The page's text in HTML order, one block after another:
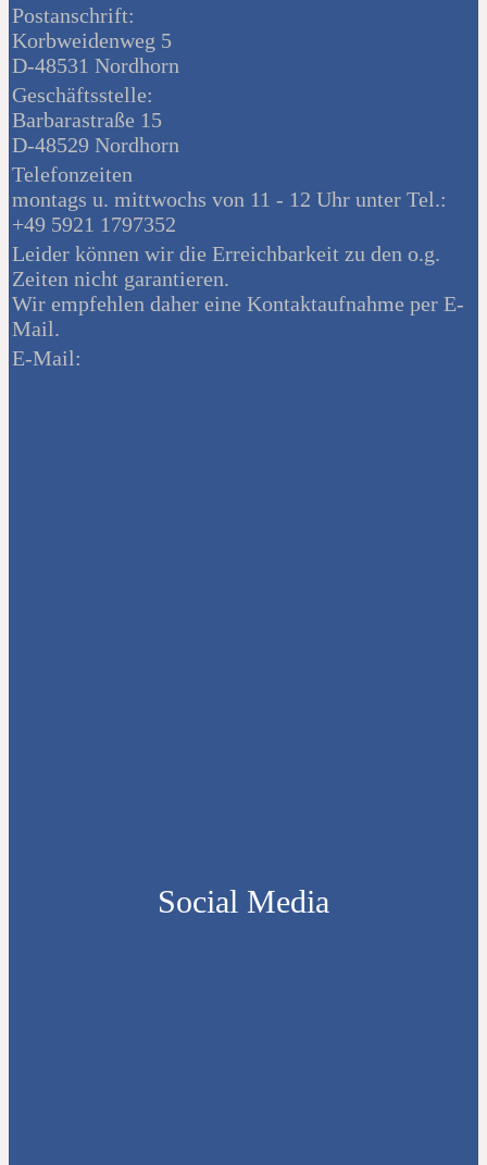
Postanschrift:
Korbweidenweg 5
D-48531 Nordhorn
Geschäftsstelle:
Barbarastraße 15
D-48529 Nordhorn
Telefonzeiten
montags u. mittwochs von 11 - 12 Uhr unter Tel.:
+49 5921 1797352
Leider können wir die Erreichbarkeit zu den o.g.
Zeiten nicht garantieren.
Wir empfehlen daher eine Kontaktaufnahme per E-
Mail.
E-Mail:
Social Media